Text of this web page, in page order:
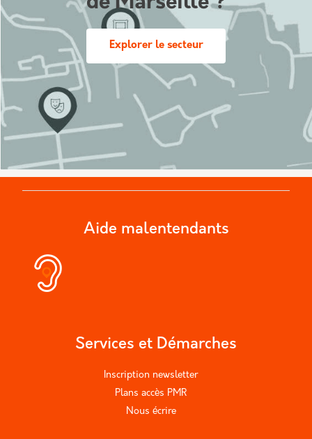
Explorer le secteur
Aide malentendants
Services et Démarches
Inscription newsletter
Plans accès PMR
Nous écrire